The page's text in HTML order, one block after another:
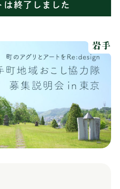
は終了しました
岩手